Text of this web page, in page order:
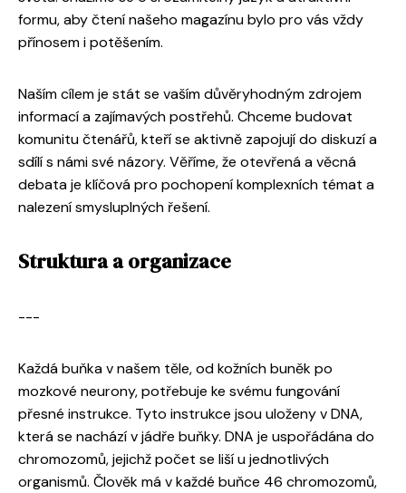
formu, aby čtení našeho magazínu bylo pro vás vždy
přínosem i potěšením.
Naším cílem je stát se vaším důvěryhodným zdrojem
informací a zajímavých postřehů. Chceme budovat
komunitu čtenářů, kteří se aktivně zapojují do diskuzí a
sdílí s námi své názory. Věříme, že otevřená a věcná
debata je klíčová pro pochopení komplexních témat a
nalezení smysluplných řešení.
Struktura a organizace
---
Každá buňka v našem těle, od kožních buněk po
mozkové neurony, potřebuje ke svému fungování
přesné instrukce. Tyto instrukce jsou uloženy v DNA,
která se nachází v jádře buňky. DNA je uspořádána do
chromozomů, jejichž počet se liší u jednotlivých
organismů. Člověk má v každé buňce 46 chromozomů,